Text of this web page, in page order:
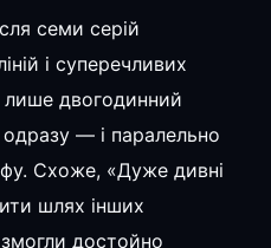
семи серій
і суперечливих
двогодинний
— і паралельно
Схоже, «Дуже дивні
шлях інших
змогли достойно